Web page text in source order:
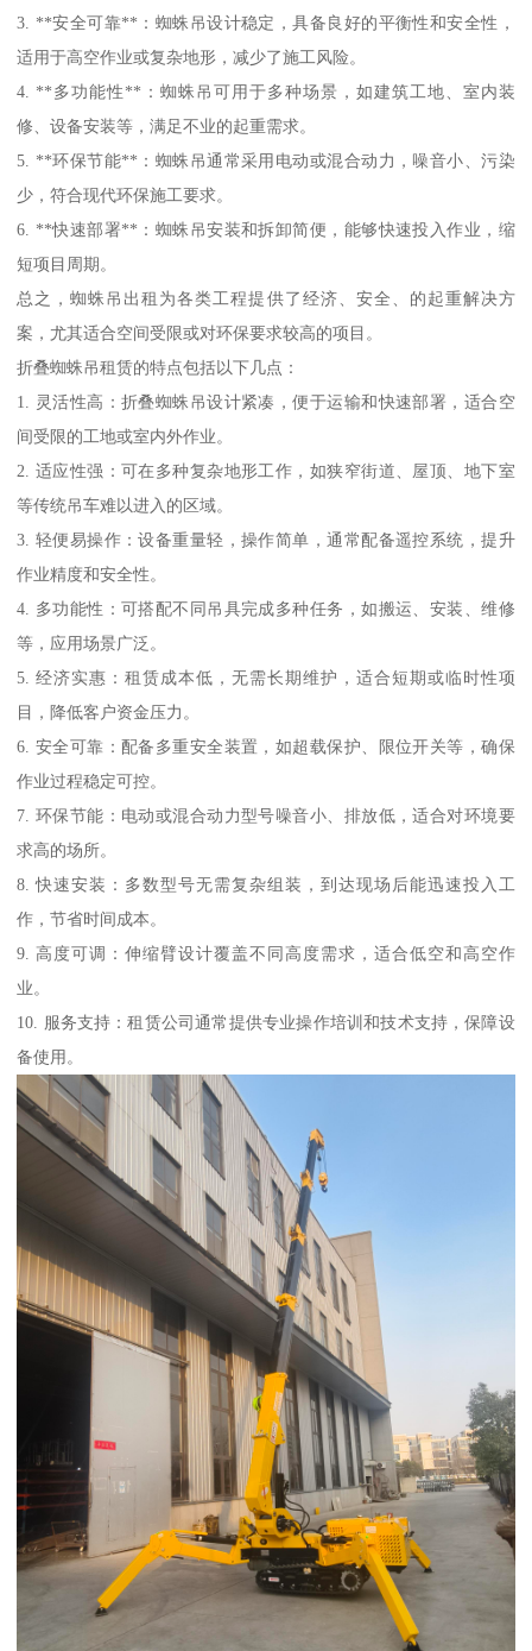
3. **安全可靠**：蜘蛛吊设计稳定，具备良好的平衡性和安全性，
适用于高空作业或复杂地形，减少了施工风险。
4. **多功能性**：蜘蛛吊可用于多种场景，如建筑工地、室内装
修、设备安装等，满足不业的起重需求。
5. **环保节能**：蜘蛛吊通常采用电动或混合动力，噪音小、污染
少，符合现代环保施工要求。
6. **快速部署**：蜘蛛吊安装和拆卸简便，能够快速投入作业，缩
短项目周期。
总之，蜘蛛吊出租为各类工程提供了经济、安全、的起重解决方
案，尤其适合空间受限或对环保要求较高的项目。
折叠蜘蛛吊租赁的特点包括以下几点：
1. 灵活性高：折叠蜘蛛吊设计紧凑，便于运输和快速部署，适合空
间受限的工地或室内外作业。
2. 适应性强：可在多种复杂地形工作，如狭窄街道、屋顶、地下室
等传统吊车难以进入的区域。
3. 轻便易操作：设备重量轻，操作简单，通常配备遥控系统，提升
作业精度和安全性。
4. 多功能性：可搭配不同吊具完成多种任务，如搬运、安装、维修
等，应用场景广泛。
5. 经济实惠：租赁成本低，无需长期维护，适合短期或临时性项
目，降低客户资金压力。
6. 安全可靠：配备多重安全装置，如超载保护、限位开关等，确保
作业过程稳定可控。
7. 环保节能：电动或混合动力型号噪音小、排放低，适合对环境要
求高的场所。
8. 快速安装：多数型号无需复杂组装，到达现场后能迅速投入工
作，节省时间成本。
9. 高度可调：伸缩臂设计覆盖不同高度需求，适合低空和高空作
业。
10. 服务支持：租赁公司通常提供专业操作培训和技术支持，保障设
备使用。